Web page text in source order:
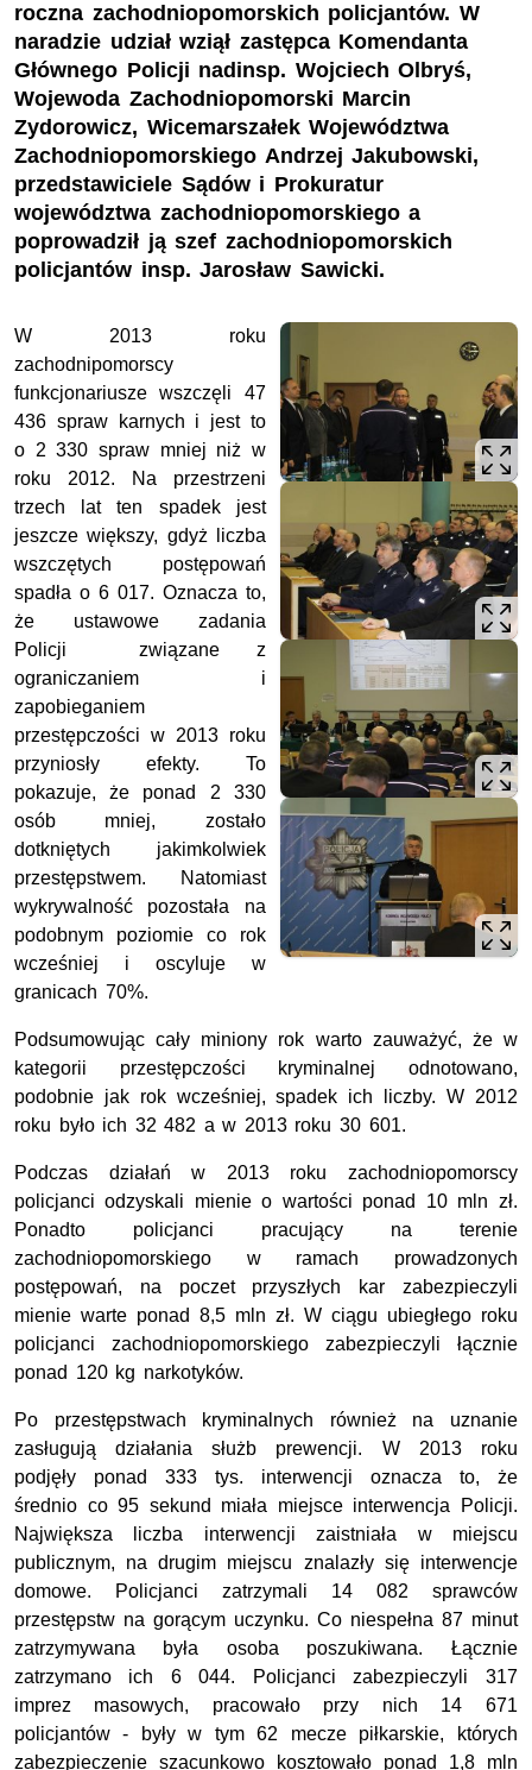
roczna zachodniopomorskich policjantów. W
naradzie udział wziął zastępca Komendanta
Głównego Policji nadinsp. Wojciech Olbryś,
Wojewoda Zachodniopomorski Marcin
Zydorowicz, Wicemarszałek Województwa
Zachodniopomorskiego Andrzej Jakubowski,
przedstawiciele Sądów i Prokuratur
województwa zachodniopomorskiego a
poprowadził ją szef zachodniopomorskich
policjantów insp. Jarosław Sawicki.
W 2013 roku
zachodnipomorscy
funkcjonariusze wszczęli 47
436 spraw karnych i jest to
o 2 330 spraw mniej niż w
roku 2012. Na przestrzeni
trzech lat ten spadek jest
jeszcze większy, gdyż liczba
wszczętych postępowań
spadła o 6 017. Oznacza to,
że ustawowe zadania
Policji związane z
ograniczaniem i
zapobieganiem
przestępczości w 2013 roku
przyniosły efekty. To
pokazuje, że ponad 2 330
osób mniej, zostało
dotkniętych jakimkolwiek
przestępstwem. Natomiast
wykrywalność pozostała na
podobnym poziomie co rok
wcześniej i oscyluje w
granicach 70%.
Podsumowując cały miniony rok warto zauważyć, że w
kategorii przestępczości kryminalnej odnotowano,
podobnie jak rok wcześniej, spadek ich liczby. W 2012
roku było ich 32 482 a w 2013 roku 30 601.
Podczas działań w 2013 roku zachodniopomorscy
policjanci odzyskali mienie o wartości ponad 10 mln zł.
Ponadto policjanci pracujący na terenie
zachodniopomorskiego w ramach prowadzonych
postępowań, na poczet przyszłych kar zabezpieczyli
mienie warte ponad 8,5 mln zł. W ciągu ubiegłego roku
policjanci zachodniopomorskiego zabezpieczyli łącznie
ponad 120 kg narkotyków.
Po przestępstwach kryminalnych również na uznanie
zasługują działania służb prewencji. W 2013 roku
podjęły ponad 333 tys. interwencji oznacza to, że
średnio co 95 sekund miała miejsce interwencja Policji.
Największa liczba interwencji zaistniała w miejscu
publicznym, na drugim miejscu znalazły się interwencje
domowe. Policjanci zatrzymali 14 082 sprawców
przestępstw na gorącym uczynku. Co niespełna 87 minut
zatrzymywana była osoba poszukiwana. Łącznie
zatrzymano ich 6 044. Policjanci zabezpieczyli 317
imprez masowych, pracowało przy nich 14 671
policjantów - były w tym 62 mecze piłkarskie, których
zabezpieczenie szacunkowo kosztowało ponad 1,8 mln